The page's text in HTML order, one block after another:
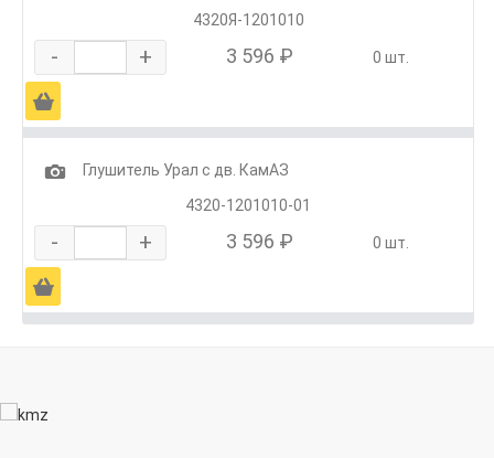
4320Я-1201010
- + 3 596 ₽ 0 шт.
Ä
1
Глушитель Урал с дв. КамАЗ
4320-1201010-01
- + 3 596 ₽ 0 шт.
Ä